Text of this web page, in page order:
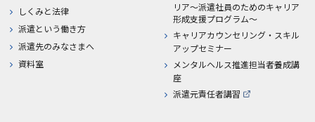
しくみと法律
派遣という働き方
派遣先のみなさまへ
資料室
リア～派遣社員のためのキャリア
形成支援プログラム～
キャリアカウンセリング・スキル
アップセミナー
メンタルヘルス推進担当者養成講
座
派遣元責任者講習